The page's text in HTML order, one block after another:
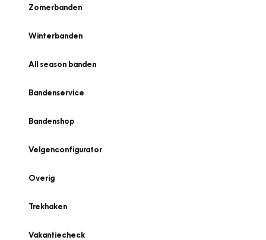
Zomerbanden
Winterbanden
All season banden
Bandenservice
Bandenshop
Velgenconfigurator
Overig
Trekhaken
Vakantiecheck